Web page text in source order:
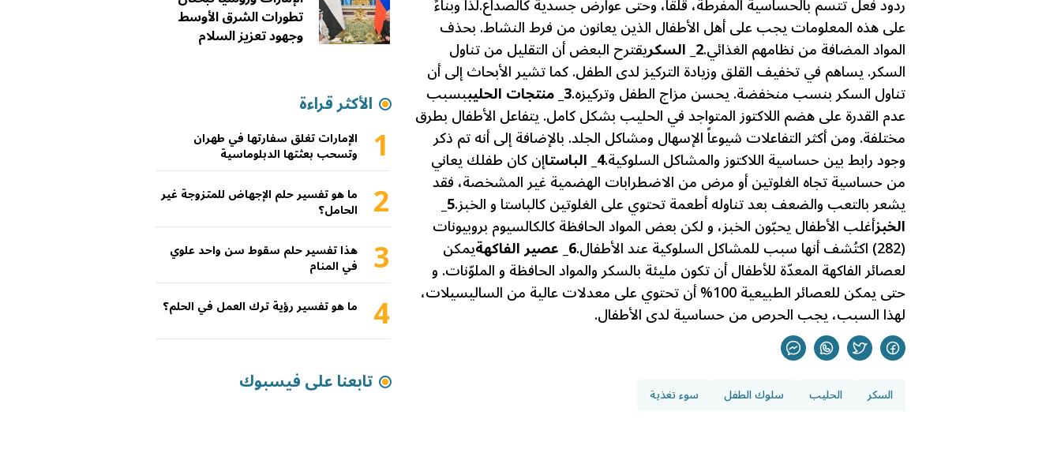
على هذه المعلومات يجب على أهل الأطفال الذين يعانون من فرط النشاط. بحذف
المواد المضافة من نظامهم الغذائي.2_ السكر يقترح البعض أن التقليل من تناول
السكر. يساهم في تخفيف القلق وزيادة التركيز لدى الطفل. كما تشير الأبحاث إلى أن
تناول السكر بنسب منخفضة. يحسن مزاج الطفل وتركيزه.3_ منتجات الحليب بسبب
عدم القدرة على هضم اللاكتوز المتواجد في الحليب بشكل كامل. يتفاعل الأطفال بطرق
مختلفة. ومن أكثر التفاعلات شيوعاً الإسهال ومشاكل الجلد. بالإضافة إلى أنه تم ذكر
وجود رابط بين حساسية اللاكتوز والمشاكل السلوكية.4_ الباستا إن كان طفلك يعاني
من حساسية تجاه الغلوتين أو مرض من الاضطرابات الهضمية غير المشخصة، فقد
يشعر بالتعب والضعف بعد تناوله أطعمة تحتوي على الغلوتين كالباستا و الخبز. 5_
الخبزأغلب الأطفال يحبّون الخبز، و لكن بعض المواد الحافظة كالكالسيوم بروبيونات
(282) اكتُشف أنها سبب للمشاكل السلوكية عند الأطفال. 6_ عصير الفاكهة يمكن
لعصائر الفاكهة المعدّة للأطفال أن تكون مليئة بالسكر والمواد الحافظة و الملوّنات. و
حتى يمكن للعصائر الطبيعية 100% أن تحتوي على معدلات عالية من الساليسيلات،
لهذا السبب، يجب الحرص من حساسية لدى الأطفال.
السكر الحليب سلوك الطفل سوء تغذية
تطورات الشرق الأوسط
وجهود تعزيز السلام
الأكثر قراءة
1 الإمارات تغلق سفارتها في طهران
وتسحب بعثتها الدبلوماسية
2 ما هو تفسير حلم الإجهاض للمتزوجة غير
الحامل؟
3 هذا تفسير حلم سقوط سن واحد علوي
في المنام
4 ما هو تفسير رؤية ترك العمل في الحلم؟
تابعنا على فيسبوك